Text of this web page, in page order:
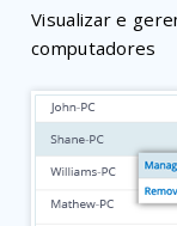
Visualizar e
computadores